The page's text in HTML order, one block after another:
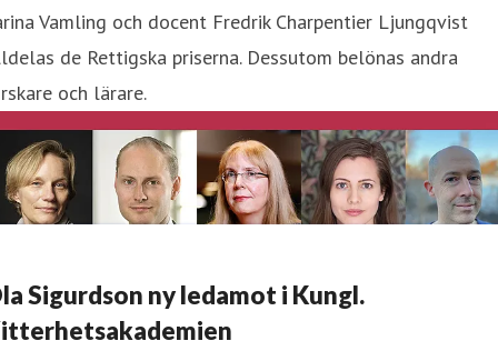
Vamling och docent Fredrik Charpentier Ljungqvist
de Rettigska priserna. Dessutom belönas andra
och lärare.
Sigurdson ny ledamot i Kungl.